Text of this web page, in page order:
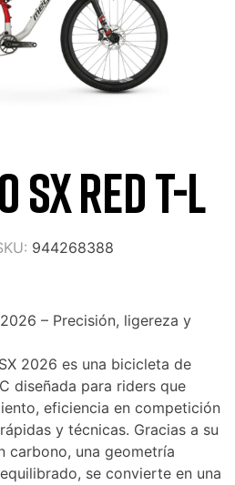
SX RED T-L
944268388
– Precisión, ligereza y
2026 es una bicicleta de
diseñada para riders que
eficiencia en competición
y técnicas. Gracias a su
carbono, una geometría
se convierte en una